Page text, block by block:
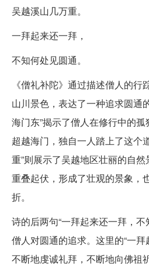
吴越溪山几万重。
一拜起来还一拜，
不知何处见圆通。
《僧礼补陀》通过描述僧人的
山川景色，表达了一种追求圆通
海门东”揭示了僧人在修行中的孤
超越海门，独自一人踏上了这个
重”则展示了吴越地区壮丽的自
重叠起伏，形成了壮观的景象，
折。
诗的后两句“一拜起来还一拜，不
僧人对圆通的追求。这里的“一拜
不断地虔诚礼拜，不断地向佛祖